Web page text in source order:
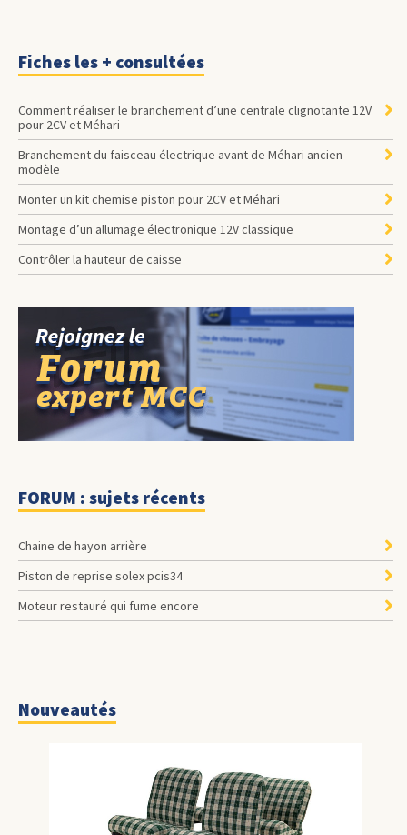
Fiches les + consultées
Comment réaliser le branchement d’une centrale clignotante 12V
pour 2CV et Méhari
Branchement du faisceau électrique avant de Méhari ancien
modèle
Monter un kit chemise piston pour 2CV et Méhari
Montage d’un allumage électronique 12V classique
Contrôler la hauteur de caisse
FORUM : sujets récents
Chaine de hayon arrière
Piston de reprise solex pcis34
Moteur restauré qui fume encore
Nouveautés